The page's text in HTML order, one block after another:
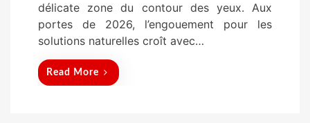
délicate zone du contour des yeux. Aux
portes de 2026, l’engouement pour les
solutions naturelles croît avec…
Read More